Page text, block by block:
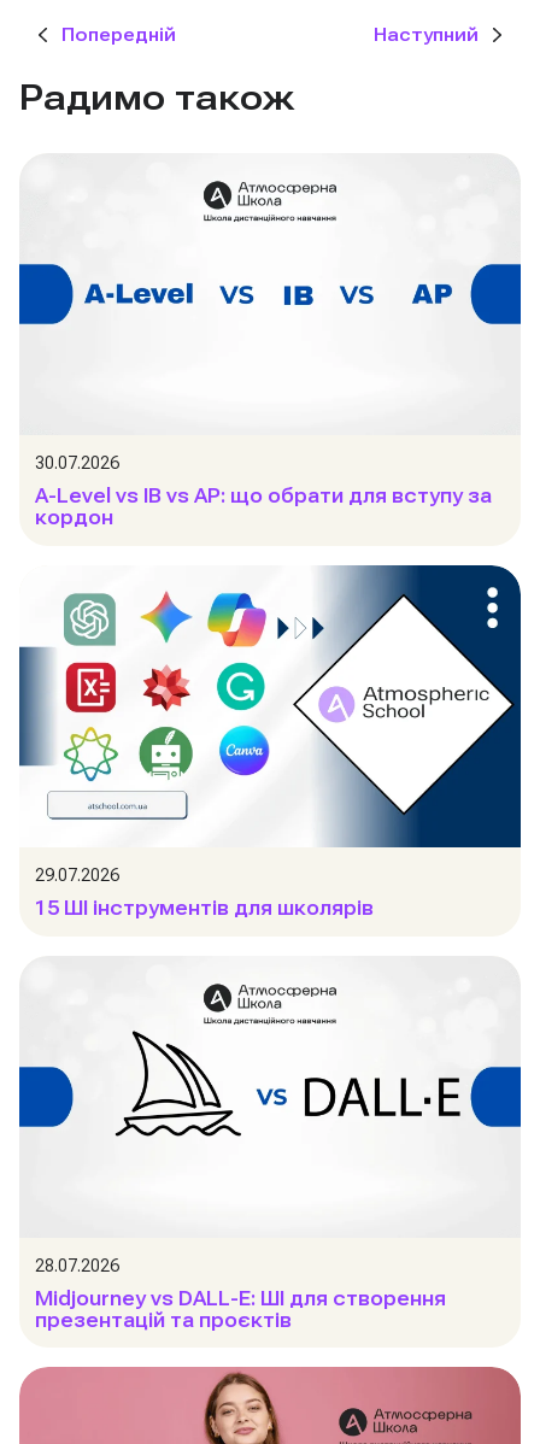
Попередній Наступний
Радимо також
30.07.2026
A-Level vs IB vs AP: що обрати для вступу за
кордон
29.07.2026
15 ШІ інструментів для школярів
28.07.2026
Midjourney vs DALL-E: ШІ для створення
презентацій та проєктів